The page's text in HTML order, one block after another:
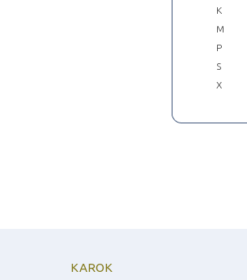
K
M
P
S
X
KAROK